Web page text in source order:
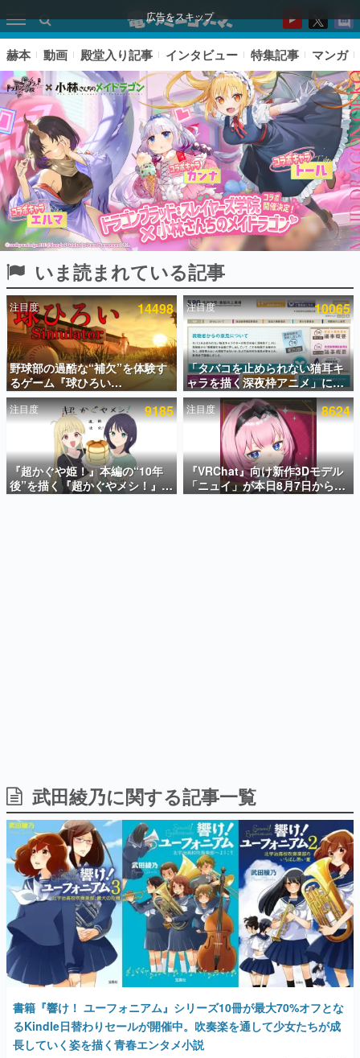
広告をスキップ
ピックアップ
電ファミのいま読まれている記事ランキング
アプリセール情報
インタビュー
連載・特集一覧
殿堂入り記事
SNS拡散数が数千以上！ ページビュー数万以上！ などな
ど。多くの人々に読まれた、電ファミ渾身の“殿堂入り”記
事をまとめました。
日本のモバイルゲーム史における主要なトピック・タイト
ルを網羅するほか、開発者へのインタビューや識者による
解説を掲載。約20年の歴史が一望できる決定版！
若ゲのいたり〜ゲームクリエイターの青春〜
『うつヌケ』『ペンと箸』等で知られるマンガ家・田中圭
一先生によるゲーム業界レポートマンガです。
なんでゲームは面白い？
ゲーム開発者・hamatsu氏がゲームの魅力を画面や操作の
具体的な形から解き明かしていく、硬派で骨太な評論連載
です。
ゲームが変えた日本語
「経験値」「裏技」「ラスボス」… ゲームにまつわる言葉
イニーP氏が徹底調査。
カテゴリ
赫本 動画 殿堂入り記事 インタビュー 特集記事 マンガ
いま読まれている記事
注目度 14498
野球部の過酷な“補欠”を体験す
るゲーム『球ひろい
Simulator』が「1件」のウィッ
シュリストをもとにチェコ語に
対応しSNSで話題に。『キング
ダム・カム』開発元やチェコの
プロ野球選手から称賛の声
注目度 10065
「タバコを止められない猫耳キ
ャラを描く深夜枠アニメ」に視
聴者の一部から批判意見。違法
薬物の使用と思しき描写も含め
て、BPOが議論を交わす
注目度 9185
『超かぐや姫！』本編の“10年
後”を描く『超かぐやメシ！』
Web連載決定。新たなWebマン
注目度 8624
『VRChat』向け新作3Dモデル
「ニュイ」が本日8月7日から
BOOTHにて発売。瞳に光る星
書籍『響け！ ユーフォニアム』シリーズ10冊が最大70%オフとな
るKindle日替わりセールが開催中。吹奏楽を通して少女たちが成
長していく姿を描く青春エンタメ小説
2026年5月7日 公開